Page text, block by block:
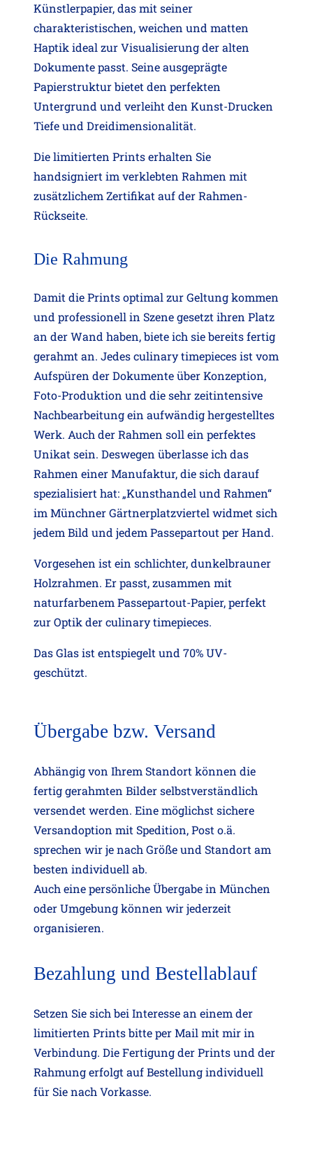
Künstlerpapier, das mit seiner
charakteristischen, weichen und matten
Haptik ideal zur Visualisierung der alten
Dokumente passt. Seine ausgeprägte
Papierstruktur bietet den perfekten
Untergrund und verleiht den Kunst-Drucken
Tiefe und Dreidimensionalität.
Die limitierten Prints erhalten Sie
handsigniert im verklebten Rahmen mit
zusätzlichem Zertifikat auf der Rahmen-
Rückseite.
Die Rahmung
Damit die Prints optimal zur Geltung kommen
und professionell in Szene gesetzt ihren Platz
an der Wand haben, biete ich sie bereits fertig
gerahmt an. Jedes culinary timepieces ist vom
Aufspüren der Dokumente über Konzeption,
Foto-Produktion und die sehr zeitintensive
Nachbearbeitung ein aufwändig hergestelltes
Werk. Auch der Rahmen soll ein perfektes
Unikat sein. Deswegen überlasse ich das
Rahmen einer Manufaktur, die sich darauf
spezialisiert hat: „Kunsthandel und Rahmen“
im Münchner Gärtnerplatzviertel widmet sich
jedem Bild und jedem Passepartout per Hand.
Vorgesehen ist ein schlichter, dunkelbrauner
Holzrahmen. Er passt, zusammen mit
naturfarbenem Passepartout-Papier, perfekt
zur Optik der culinary timepieces.
Das Glas ist entspiegelt und 70% UV-
geschützt.
Übergabe bzw. Versand
Abhängig von Ihrem Standort können die
fertig gerahmten Bilder selbstverständlich
versendet werden. Eine möglichst sichere
Versandoption mit Spedition, Post o.ä.
sprechen wir je nach Größe und Standort am
besten individuell ab.
Auch eine persönliche Übergabe in München
oder Umgebung können wir jederzeit
organisieren.
Bezahlung und Bestellablauf
Setzen Sie sich bei Interesse an einem der
limitierten Prints bitte per Mail mit mir in
Verbindung. Die Fertigung der Prints und der
Rahmung erfolgt auf Bestellung individuell
für Sie nach Vorkasse.